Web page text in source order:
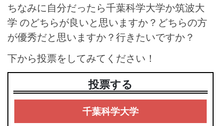
ちなみに自分だったら千葉科学大学か筑波大
学 のどちらが良いと思いますか？どちらの方
が優秀だと思いますか？行きたいですか？
下から投票をしてみてください！
投票する
千葉科学大学